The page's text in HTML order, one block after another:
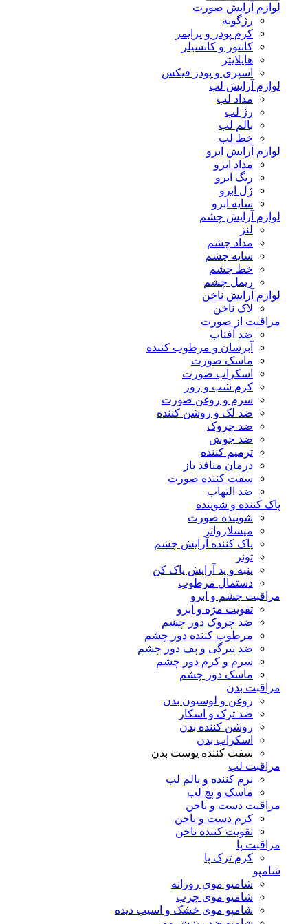
لوازم آرایش صورت
رژگونه
کرم پودر و پرایمر
کانتور و کانسیلر
هایلایتر
اسپری و پودر فیکس
لوازم آرایش لب
مداد لب
رژ لب
بالم لب
خط لب
لوازم آرایش ابرو
مداد ابرو
رنگ ابرو
ژل ابرو
سایه ابرو
لوازم آرایش چشم
لنز
مداد چشم
سایه چشم
خط چشم
ریمل چشم
لوازم آرایش ناخن
لاک ناخن
مراقبت از صورت
ضد آفتاب
آبرسان و مرطوب کننده
ماسک صورت
اسکراب صورت
کرم شب و روز
سرم و روغن صورت
ضد لک و روشن کننده
ضد چروک
ضد جوش
ترمیم کننده
درمان منافذ باز
سفت کننده صورت
ضد التهاب
پاک کننده و شوینده
شوینده صورت
میسلارواتر
پاک کننده آرایش چشم
تونر
پنبه و پد آرایش پاک کن
دستمال مرطوب
مراقبت چشم و ابرو
تقویت مژه و ابرو
ضد چروک دور چشم
مرطوب کننده دور چشم
ضد تیرگی و پف دور چشم
سرم و کرم دور چشم
ماسک دور چشم
مراقبت بدن
روغن و لوسیون بدن
ضد ترک و اسکار
روشن کننده بدن
اسکراب بدن
سفت کننده پوست بدن
مراقبت لب
نرم کننده و بالم لب
ماسک و پچ لب
مراقبت دست و ناخن
کرم دست و ناخن
تقویت کننده ناخن
مراقبت پا
کرم ترک پا
شامپو
شامپو موی روزانه
شامپو موی چرب
شامپو موی خشک و اسیب دیده